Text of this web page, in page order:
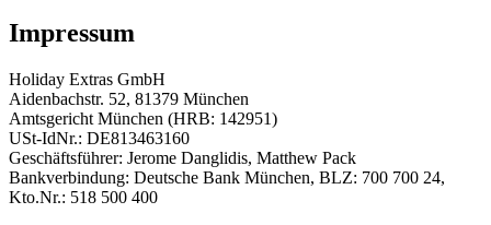
Impressum
Holiday Extras GmbH
Aidenbachstr. 52, 81379 München
Amtsgericht München (HRB: 142951)
USt-IdNr.: DE813463160
Geschäftsführer: Jerome Danglidis, Matthew Pack
Bankverbindung: Deutsche Bank München, BLZ: 700 700 24,
Kto.Nr.: 518 500 400